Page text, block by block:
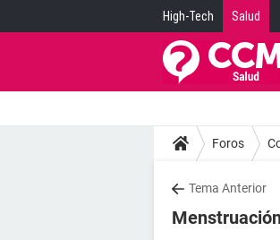
High-Tech Salud
Foros
Tema Anterior